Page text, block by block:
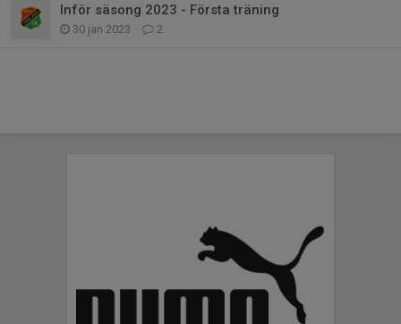
Inför säsong 2023 - Första träning
30 jan 2023 2